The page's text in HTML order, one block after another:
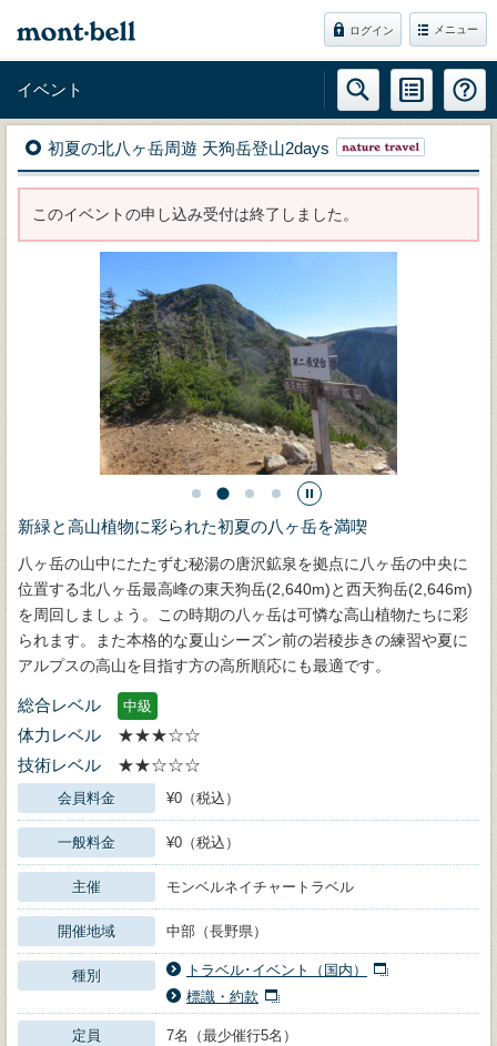
ログイン メニュー
イベント
初夏の北八ヶ岳周遊 天狗岳登山2days
このイベントの申し込み受付は終了しました。
新緑と高山植物に彩られた初夏の八ヶ岳を満喫
八ヶ岳の山中にたたずむ秘湯の唐沢鉱泉を拠点に八ヶ岳の中央に
位置する北八ヶ岳最高峰の東天狗岳(2,640m)と西天狗岳(2,646m)
を周回しましょう。この時期の八ヶ岳は可憐な高山植物たちに彩
られます。また本格的な夏山シーズン前の岩稜歩きの練習や夏に
アルプスの高山を目指す方の高所順応にも最適です。
総合レベル 中級
体力レベル
★★★☆☆
技術レベル
★★☆☆☆
会員料金 ¥0（税込）
一般料金 ¥0（税込）
主催 モンベルネイチャートラベル
開催地域 中部（長野県）
種別
トラベル･イベント（国内）
標識・約款
定員 7名（最少催行5名）